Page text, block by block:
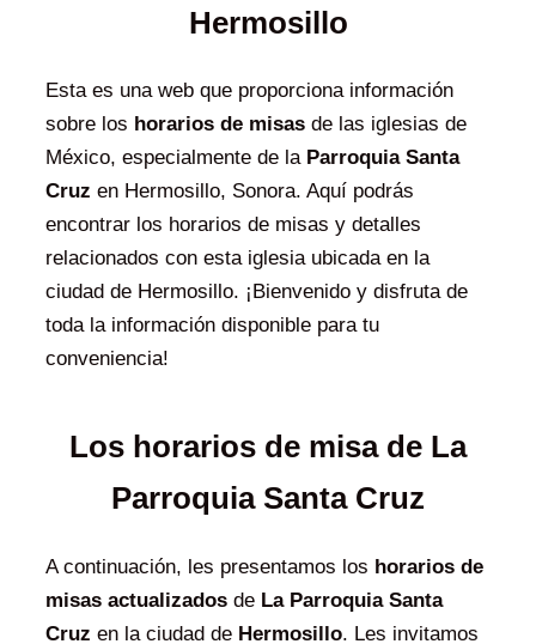
Hermosillo
Esta es una web que proporciona información
sobre los horarios de misas de las iglesias de
México, especialmente de la Parroquia Santa
Cruz en Hermosillo, Sonora. Aquí podrás
encontrar los horarios de misas y detalles
relacionados con esta iglesia ubicada en la
ciudad de Hermosillo. ¡Bienvenido y disfruta de
toda la información disponible para tu
conveniencia!
Los horarios de misa de La
Parroquia Santa Cruz
A continuación, les presentamos los horarios de
misas actualizados de La Parroquia Santa
Cruz en la ciudad de Hermosillo. Les invitamos